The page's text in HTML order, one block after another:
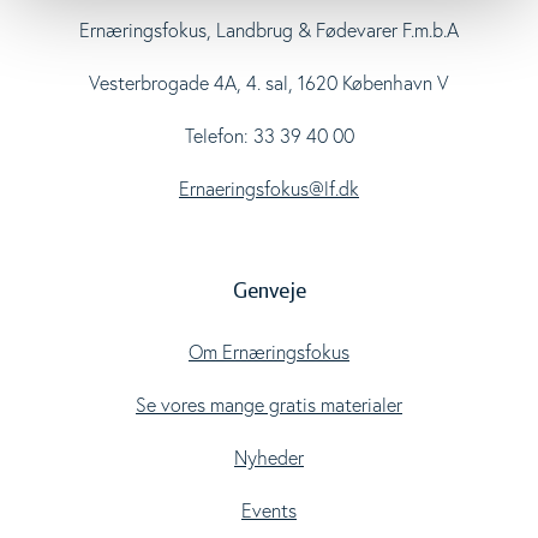
Ernæringsfokus, Landbrug & Fødevarer F.m.b.A
Vesterbrogade 4A, 4. sal, 1620 København V
Telefon: 33 39 40 00
Ernaeringsfokus@lf.dk
Genveje
Om Ernæringsfokus
Se vores mange gratis materialer
Nyheder
Events